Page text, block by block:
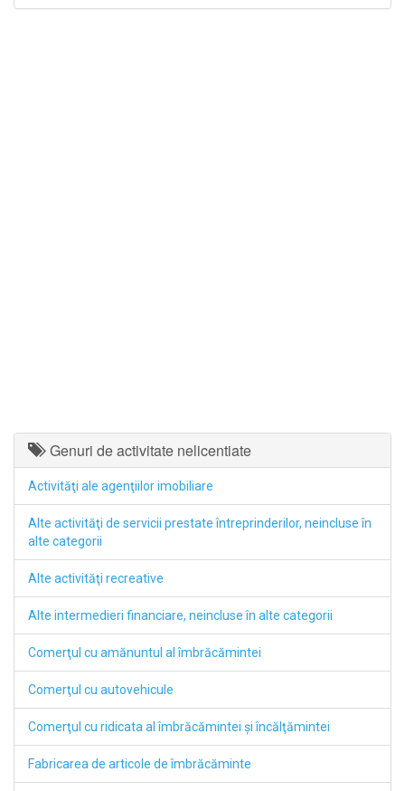
Genuri de activitate nelicentiate
Activităţi ale agenţiilor imobiliare
Alte activităţi de servicii prestate întreprinderilor, neincluse în
alte categorii
Alte activităţi recreative
Alte intermedieri financiare, neincluse în alte categorii
Comerţul cu amănuntul al îmbrăcămintei
Comerţul cu autovehicule
Comerţul cu ridicata al îmbrăcămintei şi încălţămintei
Fabricarea de articole de îmbrăcăminte